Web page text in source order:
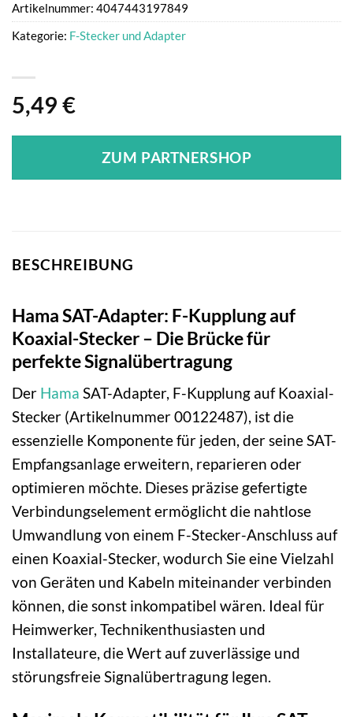
5,49 €
ZUM PARTNERSHOP
Artikelnummer: 4047443197849
Kategorie: F-Stecker und Adapter
BESCHREIBUNG
Hama SAT-Adapter: F-Kupplung auf
Koaxial-Stecker – Die Brücke für
perfekte Signalübertragung
Der Hama SAT-Adapter, F-Kupplung auf Koaxial-
Stecker (Artikelnummer 00122487), ist die
essenzielle Komponente für jeden, der seine SAT-
Empfangsanlage erweitern, reparieren oder
optimieren möchte. Dieses präzise gefertigte
Verbindungselement ermöglicht die nahtlose
Umwandlung von einem F-Stecker-Anschluss auf
einen Koaxial-Stecker, wodurch Sie eine Vielzahl
von Geräten und Kabeln miteinander verbinden
können, die sonst inkompatibel wären. Ideal für
Heimwerker, Technikenthusiasten und
Installateure, die Wert auf zuverlässige und
störungsfreie Signalübertragung legen.